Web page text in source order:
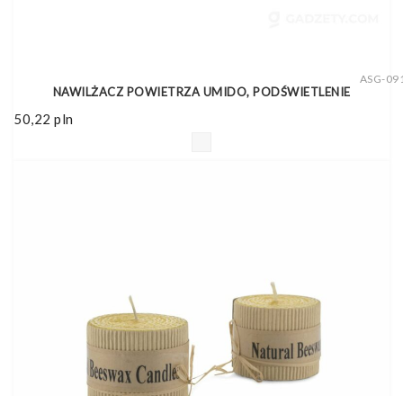
ASG-
NAWILŻACZ POWIETRZA UMIDO, PODŚWIETLENIE
50,22 pln